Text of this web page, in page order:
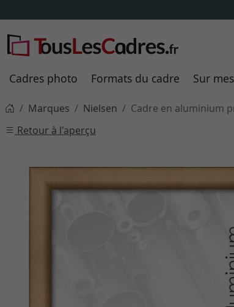
Cadres photo Formats du cadre Sur
Marques Nielsen
Cadre en aluminium
Retour à l'aperçu